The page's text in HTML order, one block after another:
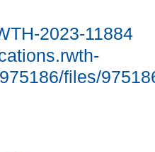
2023-11884
files/